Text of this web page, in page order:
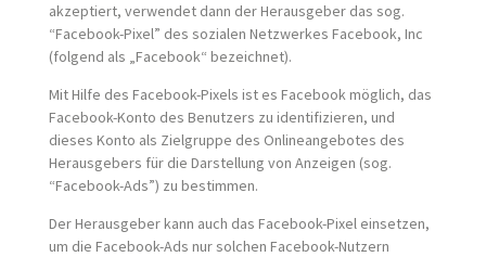
akzeptiert, verwendet dann der Herausgeber das sog.
“Facebook-Pixel” des sozialen Netzwerkes Facebook, Inc
(folgend als „Facebook“ bezeichnet).
Mit Hilfe des Facebook-Pixels ist es Facebook möglich, das
Facebook-Konto des Benutzers zu identifizieren, und
dieses Konto als Zielgruppe des Onlineangebotes des
Herausgebers für die Darstellung von Anzeigen (sog.
“Facebook-Ads”) zu bestimmen.
Der Herausgeber kann auch das Facebook-Pixel einsetzen,
um die Facebook-Ads nur solchen Facebook-Nutzern